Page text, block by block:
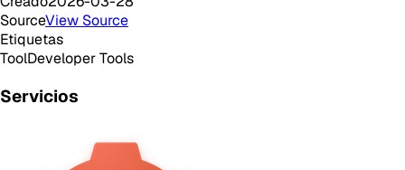
SourceView Source
Etiquetas
ToolDeveloper Tools
Servicios